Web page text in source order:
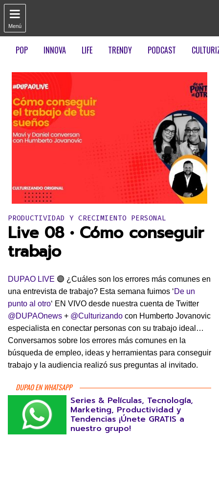

Menú
POP INNOVA LIFE TRENDY PODCAST
Publicado en:
PRODUCTIVIDAD Y CRECIMIENTO PERSONAL
Live 08 • Cómo conseguir
trabajo
DUPAO LIVE 🟣 ¿Cuáles son los errores más comunes en
una entrevista de trabajo? Esta semana fuimos ‘De un
punto al otro‘ EN VIVO desde nuestra cuenta de Twitter
@DUPAOnews + @Culturizando con Humberto Jovanovic
especialista en conectar personas con su trabajo ideal…
Conversamos sobre los errores más comunes en la
búsqueda de empleo, ideas y herramientas para conseguir
trabajo y la audiencia realizó sus preguntas al invitado.
DUPAO EN WHATSAPP
Series & Películas, Tecnología,
Marketing, Productividad y
Tendencias ¡Únete GRATIS a
nuestro grupo!